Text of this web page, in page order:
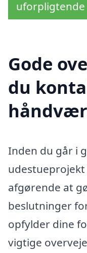
uforpligtende
Gode
du
Inden du går i
udestueprojekt
afgørende at
beslutninger
opfylder dine
vigtige